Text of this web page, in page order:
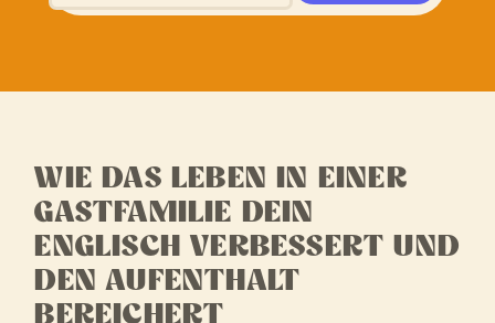
WIE DAS LEBEN IN EINER
GASTFAMILIE DEIN
ENGLISCH VERBESSERT UND
DEN AUFENTHALT
BEREICHERT